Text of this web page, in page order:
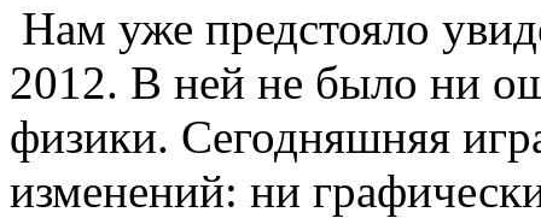
Нам уже предстояло
2012. В ней не было ни
физики. Сегодняшняя
изменений: ни